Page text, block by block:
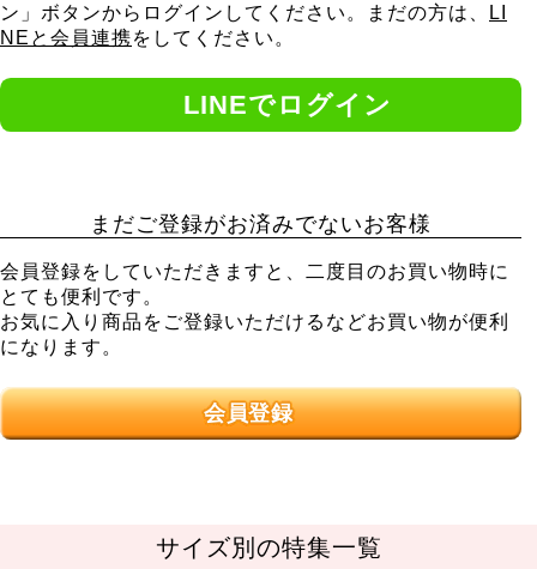
ン」ボタンからログインしてください。まだの方は、
LI
NEと会員連携をしてください。
まだご登録がお済みでないお客様
会員登録をしていただきますと、二度目のお買い物時に
とても便利です。
お気に入り商品をご登録いただけるなどお買い物が便利
になります。
会員登録
サイズ別の特集一覧